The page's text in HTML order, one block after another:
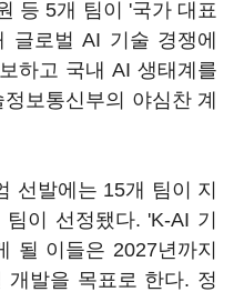
등 5개 팀이 '국가 대표
글로벌 AI 기술 경쟁에
하고 국내 AI 생태계를
보통신부의 야심찬 계
선발에는 15개 팀이 지
이 선정됐다. 'K-AI 기
될 이들은 2027년까지
발을 목표로 한다. 정